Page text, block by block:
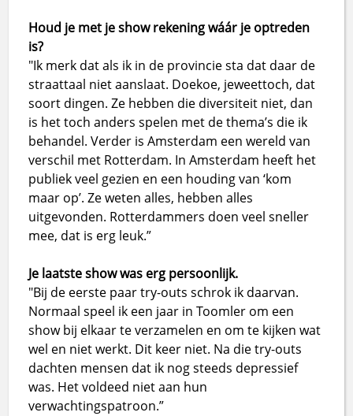
Houd je met je show rekening wáár je optreden
is?
"Ik merk dat als ik in de provincie sta dat daar de
straattaal niet aanslaat. Doekoe, jeweettoch, dat
soort dingen. Ze hebben die diversiteit niet, dan
is het toch anders spelen met de thema’s die ik
behandel. Verder is Amsterdam een wereld van
verschil met Rotterdam. In Amsterdam heeft het
publiek veel gezien en een houding van ‘kom
maar op’. Ze weten alles, hebben alles
uitgevonden. Rotterdammers doen veel sneller
mee, dat is erg leuk.”
Je laatste show was erg persoonlijk.
"Bij de eerste paar try-outs schrok ik daarvan.
Normaal speel ik een jaar in Toomler om een
show bij elkaar te verzamelen en om te kijken wat
wel en niet werkt. Dit keer niet. Na die try-outs
dachten mensen dat ik nog steeds depressief
was. Het voldeed niet aan hun
verwachtingspatroon.”